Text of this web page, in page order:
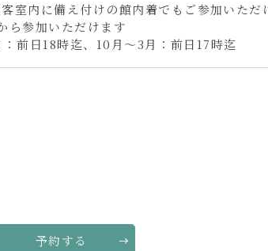
室内に備え付けの館内着でもご参加いただ
ら参加いただけます
前日18時迄、10月～3月：前日17時迄
予約する